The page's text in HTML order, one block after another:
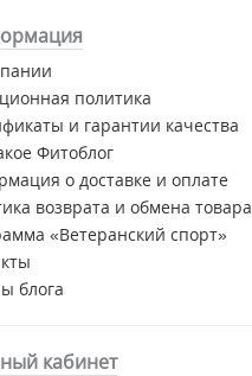
политика
и гарантии качества
Фитоблог
о доставке и оплате
возврата и обмена товара
«Ветеранский спорт»
блога
кабинет